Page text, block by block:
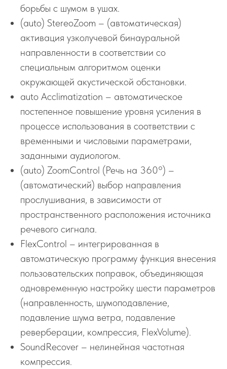
борьбы с шумом в ушах.
(auto) StereoZoom – (автоматическая)
активация узколучевой бинауральной
направленности в соответствии со
специальным алгоритмом оценки
окружающей акустической обстановки.
auto Acclimatization – автоматическое
постепенное повышение уровня усиления в
процессе использования в соответствии с
временными и числовыми параметрами,
заданными аудиологом.
(auto) ZoomControl (Речь на 360°) –
(автоматический) выбор направления
прослушивания, в зависимости от
пространственного расположения источника
речевого сигнала.
FlexControl – интегрированная в
автоматическую программу функция внесения
пользовательских поправок, объединяющая
одновременную настройку шести параметров
(направленность, шумоподавление,
подавление шума ветра, подавление
реверберации, компрессия, FlexVolume).
SoundRecover – нелинейная частотная
компрессия.